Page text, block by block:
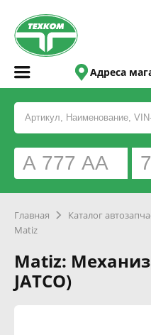
Адреса
Главная Каталог
Matiz
Matiz:
JATCO)